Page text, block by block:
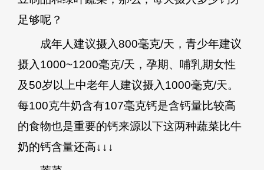
足够呢？
成年人建议摄入800毫克/天，青少年建议
摄入1000~1200毫克/天，孕期、哺乳期女性
及50岁以上中老年人建议摄入1000毫克/天。
每100克牛奶含有107毫克钙是含钙量比较高
的食物也是重要的钙来源以下这两种蔬菜比牛
奶的钙含量还高↓ ↓ ↓